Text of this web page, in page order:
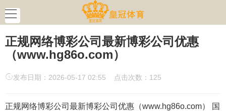
正规网络博彩公司最新博彩公司优惠
（www.hg86o.com）
发布日期：2026-05-17 02:55 点击次数：125
正规网络博彩公司最新博彩公司优惠（www.hg86o.com） 国